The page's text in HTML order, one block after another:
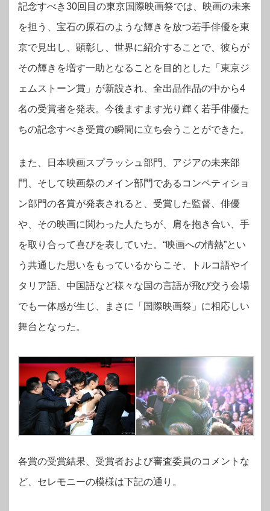
記念すべき30回目の東京国際映画祭では、映画の未来
を担う、宝石の原石のような輝きを放つ若手俳優を東
京で見出し、顕彰し、世界に紹介することで、彼らが
その輝きを増す一助となることを目的とした「東京ジ
ェムストーン賞」が新設され、全出品作品の中から4
名の受賞者を発表。今後ますます光り輝く若手俳優た
ちの記念すべき受賞の瞬間に立ち会うことができた。
また、日本映画スプラッシュ部門、アジアの未来部
門、そして映画祭のメイン部門であるコンペティショ
ン部門の各賞が発表されると、受賞した監督、俳優
や、その映画に関わった人たちが、肩を抱き合い、手
を取り合って喜びを表していた。“映画への情熱”とい
う共通した思いをもっているからこそ、トルコ語やイ
タリア語、中国語など様々な国の言語が飛び交う会場
でも一体感が生じ、まさに「国際映画祭」に相応しい
舞台となった。
各賞の受賞結果、受賞者および審査委員のコメントな
ど、セレモニーの模様は下記の通り。